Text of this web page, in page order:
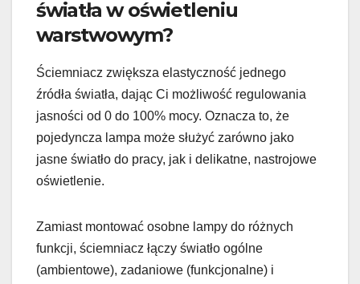
światła w oświetleniu
warstwowym?
Ściemniacz zwiększa elastyczność jednego
źródła światła, dając Ci możliwość regulowania
jasności od 0 do 100% mocy. Oznacza to, że
pojedyncza lampa może służyć zarówno jako
jasne światło do pracy, jak i delikatne, nastrojowe
oświetlenie.
Zamiast montować osobne lampy do różnych
funkcji, ściemniacz łączy światło ogólne
(ambientowe), zadaniowe (funkcjonalne) i